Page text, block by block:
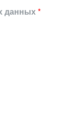
данных*